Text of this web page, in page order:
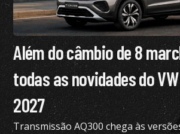
Além do câmbio de 8
todas as novidades do
2027
Transmissão AQ300 chega às